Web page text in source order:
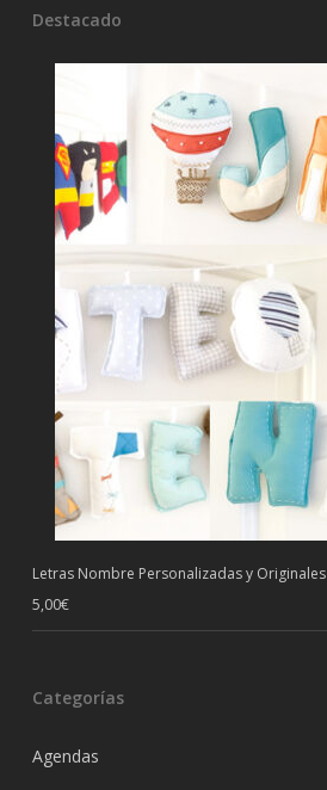
Destacado
Letras Nombre Personalizadas y Originales
5,00€
Categorías
Agendas